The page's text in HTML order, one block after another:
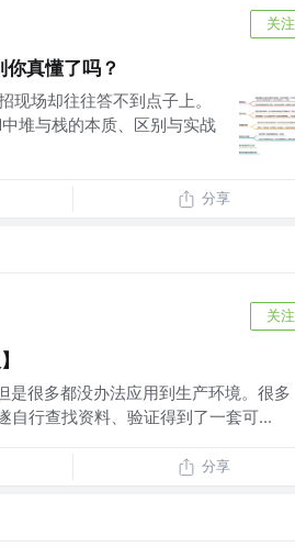
关注
真懂了吗？
现场却往往答不到点子上。
堆与栈的本质、区别与实战
分享
关注
很多都没办法应用到生产环境。很多
自行查找资料、验证得到了一套可...
分享